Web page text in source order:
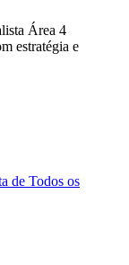
Área 4
estratégia e
de Todos os